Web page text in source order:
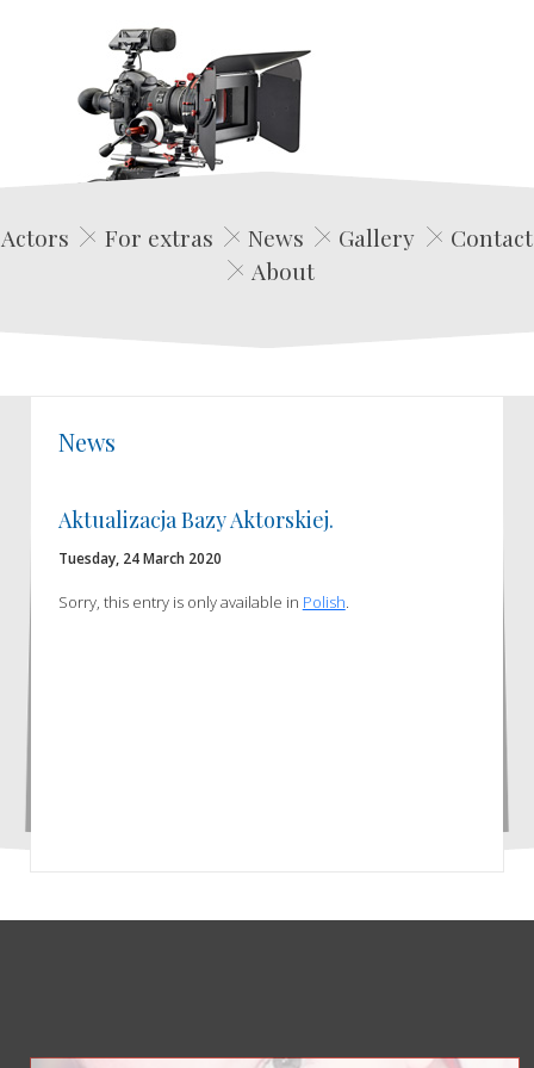
Edwin Film Agencja Aktorska
Actors For extras News Gallery
Contact
About
News
Aktualizacja Bazy Aktorskiej.
Tuesday, 24 March 2020
Sorry, this entry is only available in Polish.